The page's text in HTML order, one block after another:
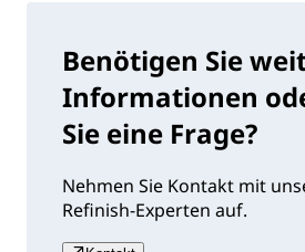
Benötigen Sie
Informationen
Sie eine Frage?
Nehmen Sie Kontakt mit
Refinish-Experten auf.